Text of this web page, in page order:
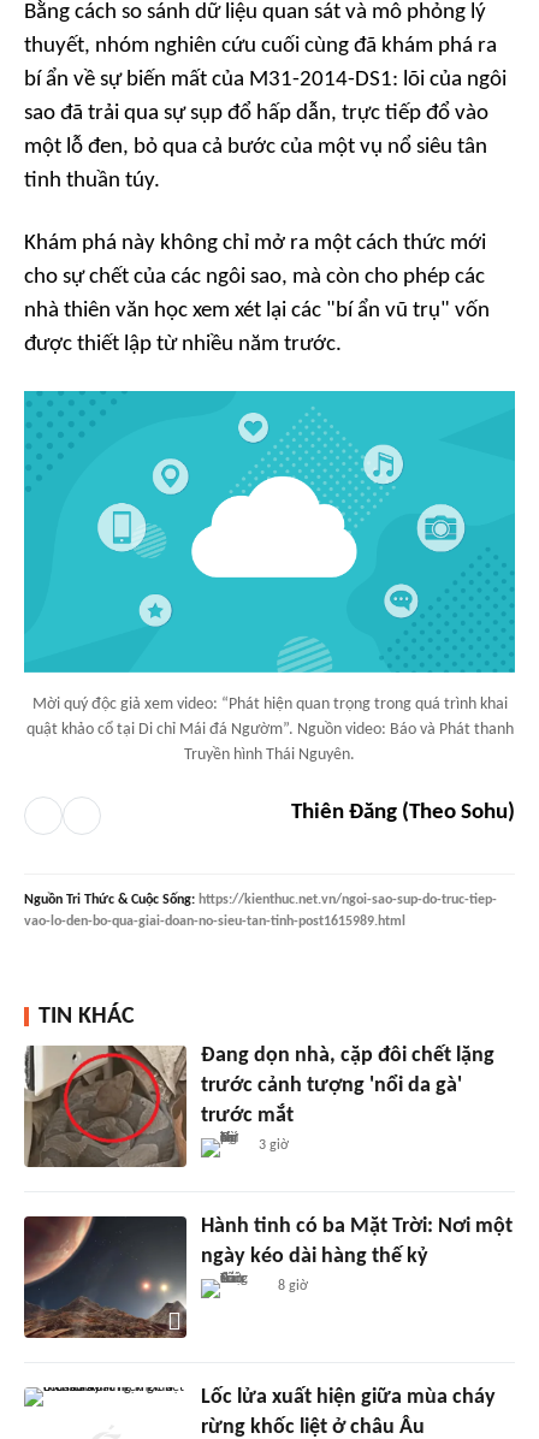
Bằng cách so sánh dữ liệu quan sát và mô phỏng lý
thuyết, nhóm nghiên cứu cuối cùng đã khám phá ra
bí ẩn về sự biến mất của M31-2014-DS1: lõi của ngôi
sao đã trải qua sự sụp đổ hấp dẫn, trực tiếp đổ vào
một lỗ đen, bỏ qua cả bước của một vụ nổ siêu tân
tinh thuần túy.
Khám phá này không chỉ mở ra một cách thức mới
cho sự chết của các ngôi sao, mà còn cho phép các
nhà thiên văn học xem xét lại các "bí ẩn vũ trụ" vốn
được thiết lập từ nhiều năm trước.
Mời quý độc giả xem video: “Phát hiện quan trọng trong quá trình khai
quật khảo cổ tại Di chỉ Mái đá Ngườm”. Nguồn video: Báo và Phát thanh
Truyền hình Thái Nguyên.
Thiên Đăng (Theo Sohu)
Nguồn Tri Thức & Cuộc Sống: https://kienthuc.net.vn/ngoi-sao-sup-do-truc-tiep-
vao-lo-den-bo-qua-giai-doan-no-sieu-tan-tinh-post1615989.html
TIN KHÁC
Đang dọn nhà, cặp đôi chết lặng
trước cảnh tượng 'nổi da gà'
trước mắt
3 giờ
Hành tinh có ba Mặt Trời: Nơi một
ngày kéo dài hàng thế kỷ
8 giờ
Lốc lửa xuất hiện giữa mùa cháy
rừng khốc liệt ở châu Âu